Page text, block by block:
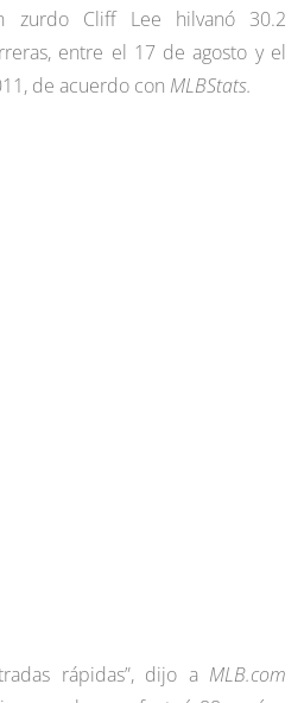
zurdo Cliff Lee hilvanó 30.2
entre el 17 de agosto y el
de acuerdo con MLBStats.
rápidas”, dijo a MLB.com